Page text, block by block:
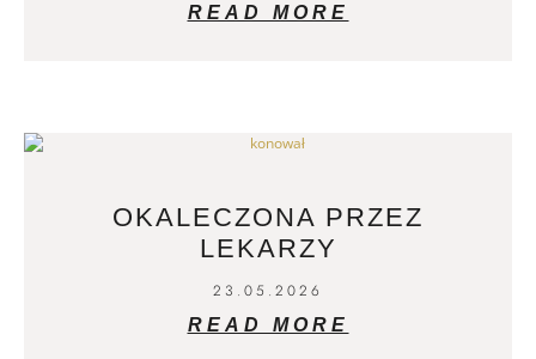
READ MORE
OKALECZONA PRZEZ
LEKARZY
23.05.2026
READ MORE